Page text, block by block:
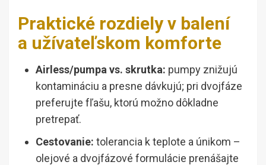
Praktické rozdiely v balení
a užívateľskom komforte
Airl­ess/pumpa vs. skrutka: pumpy znižujú
kontamináciu a presne dávkujú; pri dvojfáze
preferujte fľašu, ktorú možno dôkladne
pretrepať.
Cestovanie: tolerancia k teplote a únikom –
olejové a dvojfázové formulácie prenášajte